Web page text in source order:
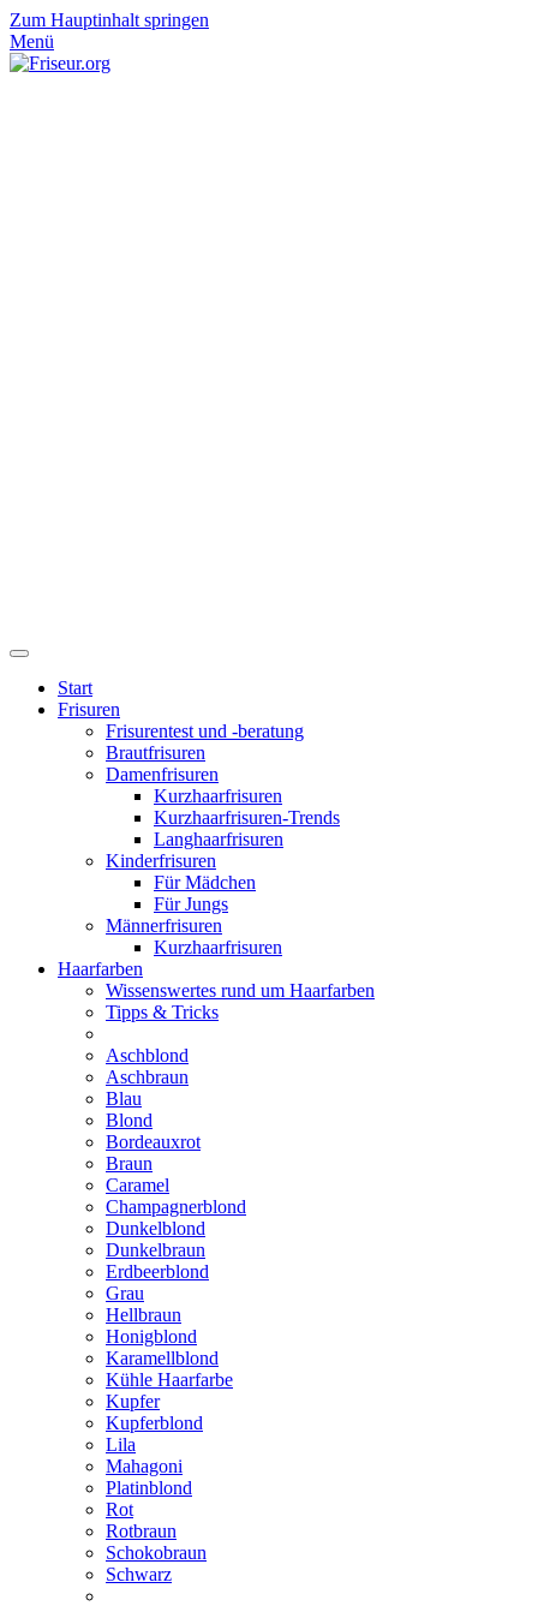
Zum Hauptinhalt springen
Menü
Start
Frisuren
Frisurentest und -beratung
Brautfrisuren
Damenfrisuren
Kurzhaarfrisuren
Kurzhaarfrisuren-Trends
Langhaarfrisuren
Kinderfrisuren
Für Mädchen
Für Jungs
Männerfrisuren
Kurzhaarfrisuren
Haarfarben
Wissenswertes rund um Haarfarben
Tipps & Tricks
Aschblond
Aschbraun
Blau
Blond
Bordeauxrot
Braun
Caramel
Champagnerblond
Dunkelblond
Dunkelbraun
Erdbeerblond
Grau
Hellbraun
Honigblond
Karamellblond
Kühle Haarfarbe
Kupfer
Kupferblond
Lila
Mahagoni
Platinblond
Rot
Rotbraun
Schokobraun
Schwarz